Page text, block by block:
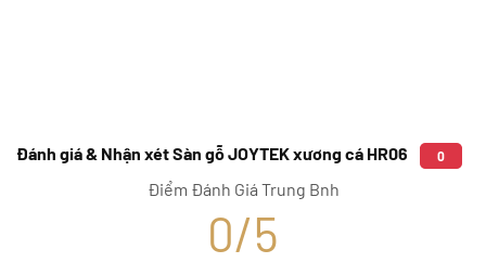
Đánh giá & Nhận xét Sàn gỗ JOYTEK xương cá HR06 0
Điểm Đánh Giá Trung Bnh
0/5